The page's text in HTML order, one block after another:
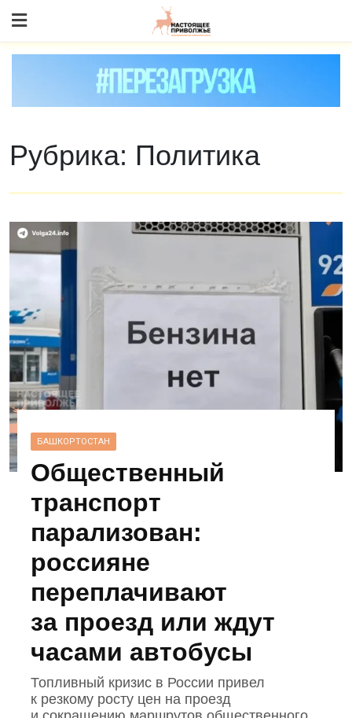
to content
Рубрика: Политика
БАШКОРТОСТАН
Общественный
транспорт
парализован:
россияне
переплачивают
за проезд или ждут
часами автобусы
Топливный кризис в России привел
к резкому росту цен на проезд